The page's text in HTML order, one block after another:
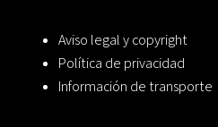
Aviso legal y copyright
Política de privacidad
Información de transporte